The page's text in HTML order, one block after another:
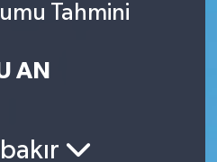
Tahmini
AN
ve Fikstür